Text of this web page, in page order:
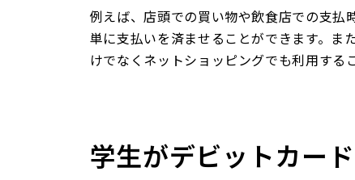
例えば、店頭での買い物や飲食店での支
単に支払いを済ませることができます。ま
けでなくネットショッピングでも利用する
学生がデビットカー